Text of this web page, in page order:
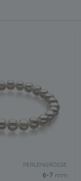
PERLENGRÖSSE:
6-7 mm